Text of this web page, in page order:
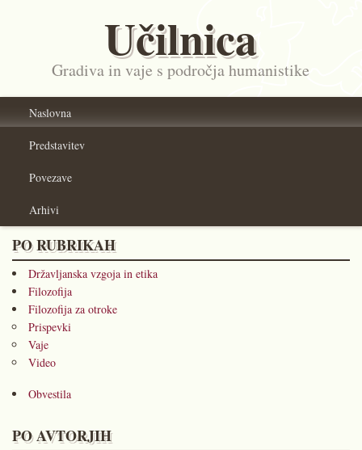
Učilnica
Gradiva in vaje s področja humanistike
Naslovna
Predstavitev
Povezave
Arhivi
PO RUBRIKAH
Državljanska vzgoja in etika
Filozofija
Filozofija za otroke
Prispevki
Vaje
Video
Obvestila
PO AVTORJIH